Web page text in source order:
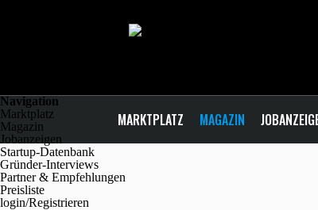
MARKTPLATZ MAGAZIN
Navigation
Marktplatz
Magazin
Jobanzeigen
Startup-Datenbank
Gründer-Interviews
Partner & Empfehlungen
Preisliste
login/Registrieren